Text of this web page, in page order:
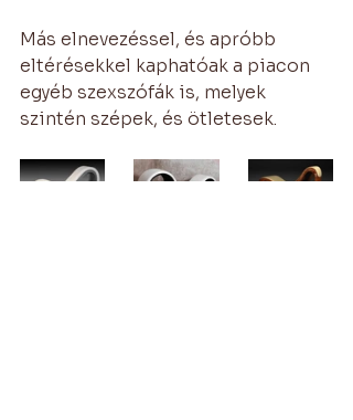
Más elnevezéssel, és apróbb
eltérésekkel kaphatóak a piacon
egyéb szexszófák is, melyek
szintén szépek, és ötletesek.